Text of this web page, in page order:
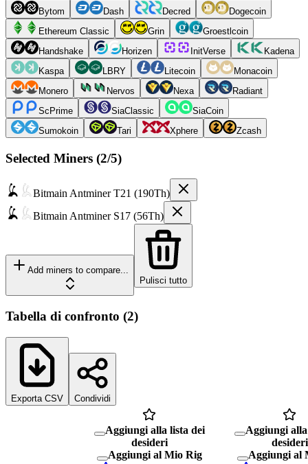
Bytom
Dash Decred
Dogecoin
Ethereum Classic
Grin
Groestlcoin
Handshake
Horizen InitVerse
Kadena
Kaspa
LBRY Litecoin
Monacoin
Monero
Nervos Nexa
Radiant
ScPrime
SiaClassic
SiaCoin
Sumokoin
Tari Xphere Zcash
Selected Miners (2/5)
Bitmain Antminer T21 (190Th)
Bitmain Antminer S17 (56Th)
Add miners to compare...
Pulisci tutto
Tabella di confronto (2)
Exporta CSV Condividi
Aggiungi alla lista dei
desideri
Aggiungi al Mio Rig
Aggiungi
desideri
Aggiungi al